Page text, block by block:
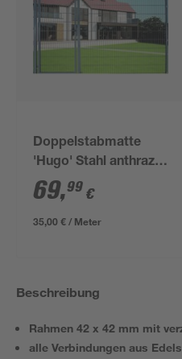
Doppelstabmatte
'Hugo' Stahl anthrazit
200 x 180 cm
69,99 €
35,00 € / Meter
Beschreibung
Rahmen 42 x 42 mm mit
alle Verbindungen aus